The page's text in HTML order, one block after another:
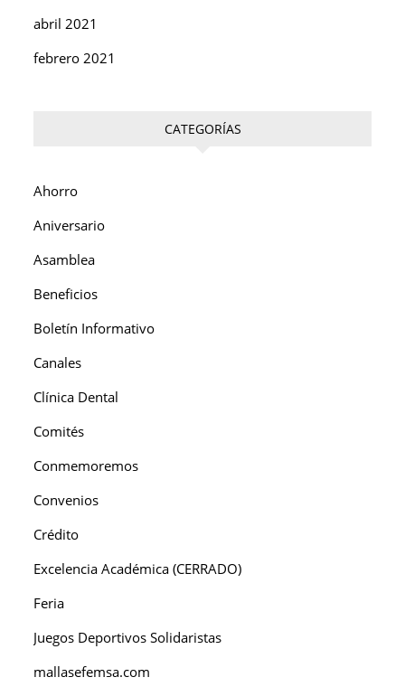
abril 2021
febrero 2021
CATEGORÍAS
Ahorro
Aniversario
Asamblea
Beneficios
Boletín Informativo
Canales
Clínica Dental
Comités
Conmemoremos
Convenios
Crédito
Excelencia Académica (CERRADO)
Feria
Juegos Deportivos Solidaristas
mallasefemsa.com